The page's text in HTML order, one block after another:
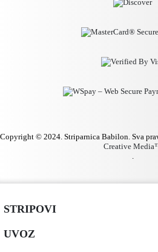
Copyright © 2024. Striparnica Babilon. Sva
Creative
.
STRIPOVI
UVOZ